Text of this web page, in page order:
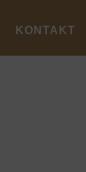
KONTAKT